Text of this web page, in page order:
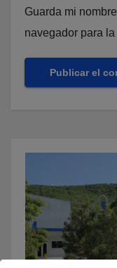
Guarda mi
navegador para